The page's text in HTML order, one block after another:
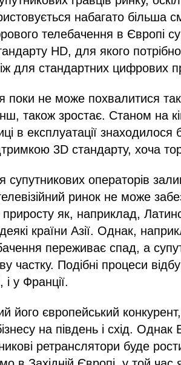
набагато більша
телебачення в Європі
HD, для якого
для стандартних цифрових
поки не може похвалитися
також зростає. Станом на
в експлуатації
3D стандарту, хоча
операторів
ринок не може
приросту як, наприклад,
країни Азії. Однак,
переживає спад, а
частку. Подібні процеси
і у Франції.
його європейський
на південь і схід.
ретранслятори буде